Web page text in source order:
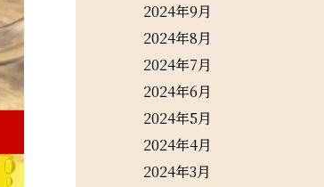
2024年9月
2024年8月
2024年7月
2024年6月
2024年5月
2024年4月
2024年3月